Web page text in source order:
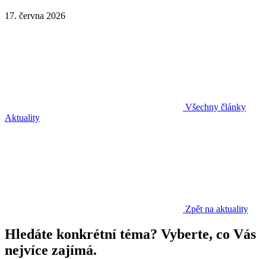
17. června 2026
Všechny články
Aktuality
Zpět na aktuality
Hledáte konkrétní téma? Vyberte, co Vás
nejvíce zajímá.